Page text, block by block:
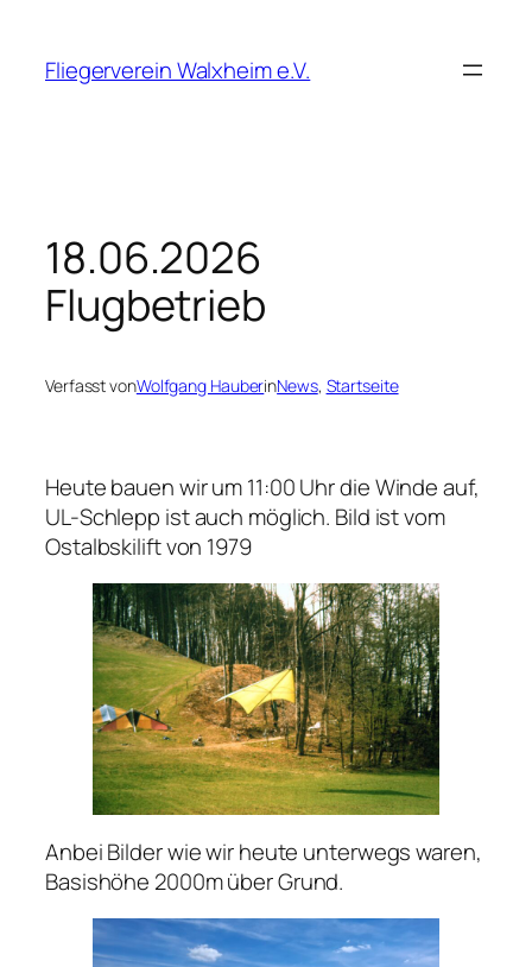
springen
Fliegerverein Walxheim e.V.
18.06.2026
Flugbetrieb
Verfasst vonWolfgang HauberinNews, Startseite
Heute bauen wir um 11:00 Uhr die Winde auf,
UL-Schlepp ist auch möglich. Bild ist vom
Ostalbskilift von 1979
Anbei Bilder wie wir heute unterwegs waren,
Basishöhe 2000m über Grund.